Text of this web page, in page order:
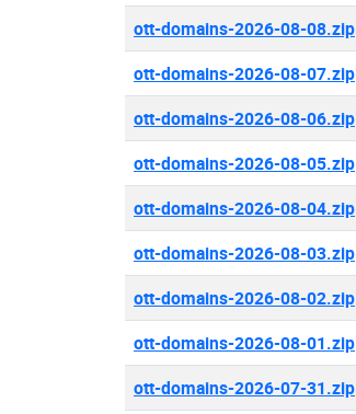
ott-domains-2026-08-08.zip
ott-domains-2026-08-07.zip
ott-domains-2026-08-06.zip
ott-domains-2026-08-05.zip
ott-domains-2026-08-04.zip
ott-domains-2026-08-03.zip
ott-domains-2026-08-02.zip
ott-domains-2026-08-01.zip
ott-domains-2026-07-31.zip